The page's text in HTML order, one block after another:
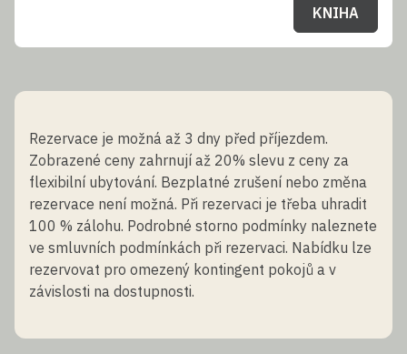
KNIHA
Rezervace je možná až 3 dny před příjezdem.
Zobrazené ceny zahrnují až 20% slevu z ceny za
flexibilní ubytování. Bezplatné zrušení nebo změna
rezervace není možná. Při rezervaci je třeba uhradit
100 % zálohu. Podrobné storno podmínky naleznete
ve smluvních podmínkách při rezervaci. Nabídku lze
rezervovat pro omezený kontingent pokojů a v
závislosti na dostupnosti.